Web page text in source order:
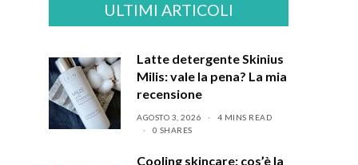
ULTIMI ARTICOLI
Latte detergente Skinius
Milis: vale la pena? La mia
recensione
AGOSTO 3, 2026
4 MINS READ
0 SHARES
Cooling skincare: cos’è la